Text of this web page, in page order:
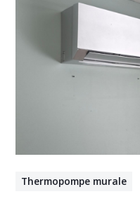
Thermopompe murale